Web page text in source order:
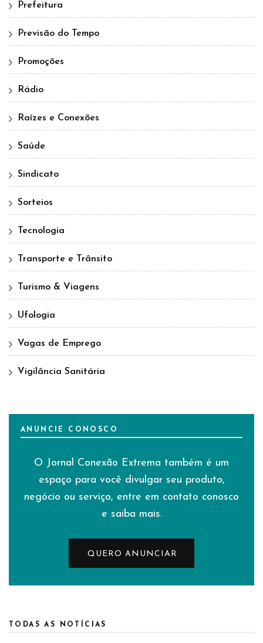
Prefeitura
Previsão do Tempo
Promoções
Rádio
Raízes e Conexões
Saúde
Sindicato
Sorteios
Tecnologia
Transporte e Trânsito
Turismo & Viagens
Ufologia
Vagas de Emprego
Vigilância Sanitária
ANUNCIE CONOSCO
O Jornal Conexão Extrema também é um
espaço para você divulgar seu produto,
negócio ou serviço, entre em contato conosco
e saiba mais.
QUERO ANUNCIAR
TODAS AS NOTÍCIAS